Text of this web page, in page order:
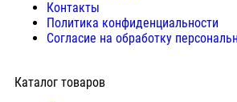
Контакты
Политика конфиденциальности
Согласие на обработку
Каталог товаров